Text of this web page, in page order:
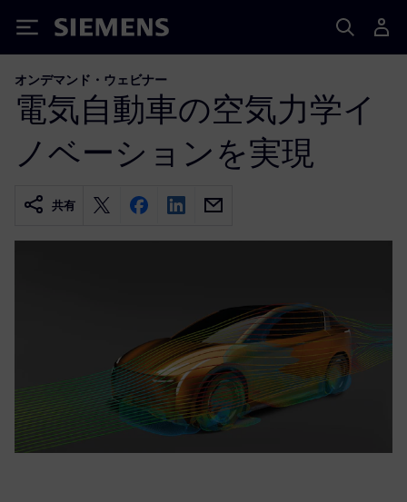
Siemens
オンデマンド・ウェビナー
電気自動車の空気力学イ
ノベーションを実現
共有